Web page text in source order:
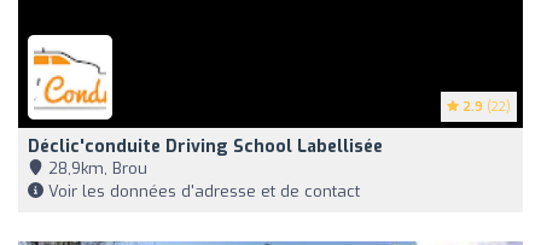
2.9 (22)
Déclic'conduite Driving School Labellisée
28,9km, Brou
Voir les données d'adresse et de contact